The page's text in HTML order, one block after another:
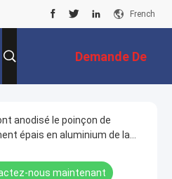
French
Demande De
Soumission
anodisé le poinçon de
épais en aluminium de la
nous maintenant